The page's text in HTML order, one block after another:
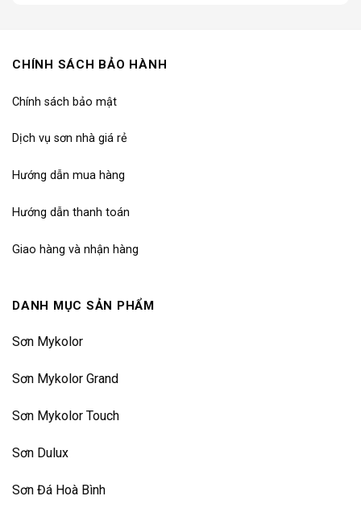
CHÍNH SÁCH BẢO HÀNH
Chính sách bảo mật
Dịch vụ sơn nhà giá rẻ
Hướng dẫn mua hàng
Hướng dẫn thanh toán
Giao hàng và nhận hàng
DANH MỤC SẢN PHẨM
Sơn Mykolor
Sơn Mykolor Grand
Sơn Mykolor Touch
Sơn Dulux
Sơn Đá Hoà Bình